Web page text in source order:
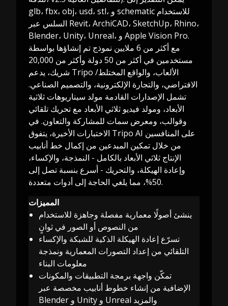
glb، fbx، obj، usd، stl، و schematic للاستخدام
السلس عبر Revit، ArchiCAD، SketchUp، Rhino،
Blender، Unity، Unreal، و Apple Vision Pro.
مع أكثر من 6 ملايين نموذج تم إنشاؤها بواسطة
مستخدمين في أكثر من 50 دولة وأكثر من 20,000
شريك، يدعم Tripo الألعاب، والواقع المختلط/
الافتراضي، والتجارة الإلكترونية، والتصميم الصناعي.
تشمل الإصدارات القادمة مولد سيناريوهات ثلاثية
الأبعاد، ومولد فيديو ثلاثي الأبعاد مع تحريك تلقائي
وقوالب، ومعرض سمات للمشاركة والتعاون. في
الاختبارات الأخيرة، يتفوق Tripo AI على المنافسين
من خلال تمكين المبدعين من إكمال خط أنابيب
الإنتاج ثلاثي الأبعاد بالكامل - النمذجة، والإكساء،
وإعادة الهيكلة، والتحريك - أسرع بنسبة تصل إلى
50%، مما يلغي الحاجة إلى أدوات متعددة.
المميزات
ينشئ أصولًا معمارية مفصلة وجاهزة للاستخدام
من النصوص أو الصور في ثوانٍ
تسرّع إعادة الهيكلة الذكية للشبكة والإكساء
التلقائي من إعداد التصورات المعمارية ونمذجة
معلومات البناء
تمكّن واجهة برمجة التطبيقات والمكونات
الإضافية من إنشاء خطوط أنابيب مخصصة عبر
Blender و Unity و Unreal والمزيد